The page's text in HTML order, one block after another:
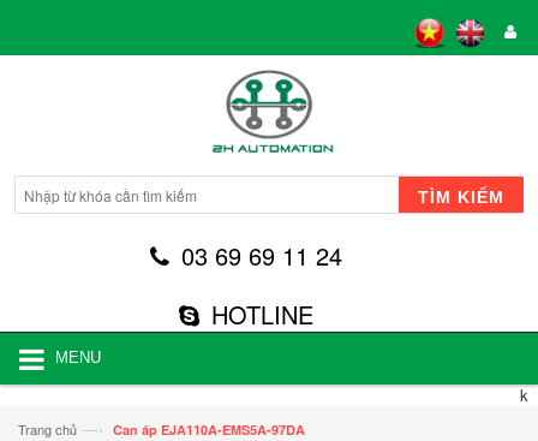
TÌM KIẾM
03 69 69 11 24
HOTLINE
MENU
k
Trang chủ —› Can áp EJA110A-EMS5A-97DA